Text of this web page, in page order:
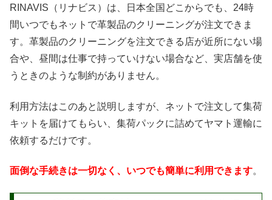
RINAVIS（リナビス）は、日本全国どこからでも、24時
間いつでもネットで革製品のクリーニングが注文できま
す。革製品のクリーニングを注文できる店が近所にない場
合や、昼間は仕事で持っていけない場合など、実店舗を使
うときのような制約がありません。
利用方法はこのあと説明しますが、ネットで注文して集荷
キットを届けてもらい、集荷パックに詰めてヤマト運輸に
依頼するだけです。
面倒な手続きは一切なく、いつでも簡単に利用できます。